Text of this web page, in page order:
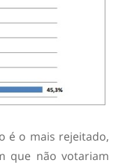
é o mais rejeitado,
que não votariam